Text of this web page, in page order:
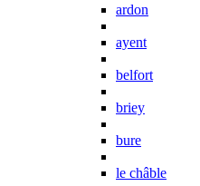
ardon
ayent
belfort
briey
bure
le châble